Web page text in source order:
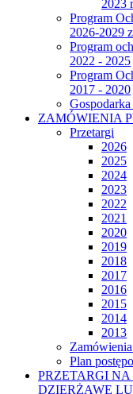
2023
Program
2026-2029
Program
2022 - 2025
Program
2017 - 2020
ZAMÓWIENIA
Przetargi
2026
2025
2024
2023
2022
2021
2020
2019
2018
2017
2016
2015
2014
2013
Plan
PRZETARGI
DZIERŻAWĘ